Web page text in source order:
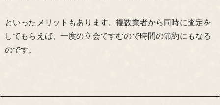
といったメリットもあります。複数業者から同時に査定を
してもらえば、一度の立会ですむので時間の節約にもなる
のです。